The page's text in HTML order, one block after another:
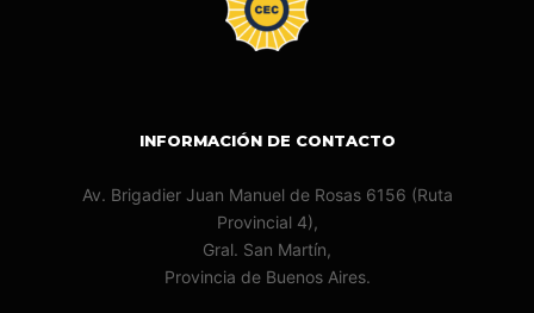
INFORMACIÓN DE CONTACTO
Av. Brigadier Juan Manuel de Rosas 6156 (Ruta
Provincial 4),
Gral. San Martín,
Provincia de Buenos Aires.